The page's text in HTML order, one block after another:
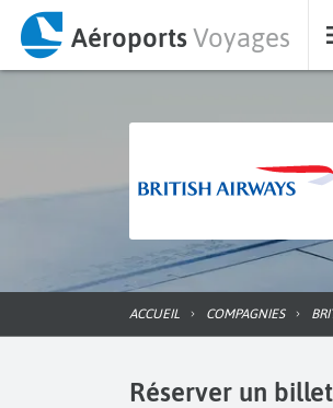
AéroportsVoyages
ACCUEIL COMPAGNIES
Réserver un